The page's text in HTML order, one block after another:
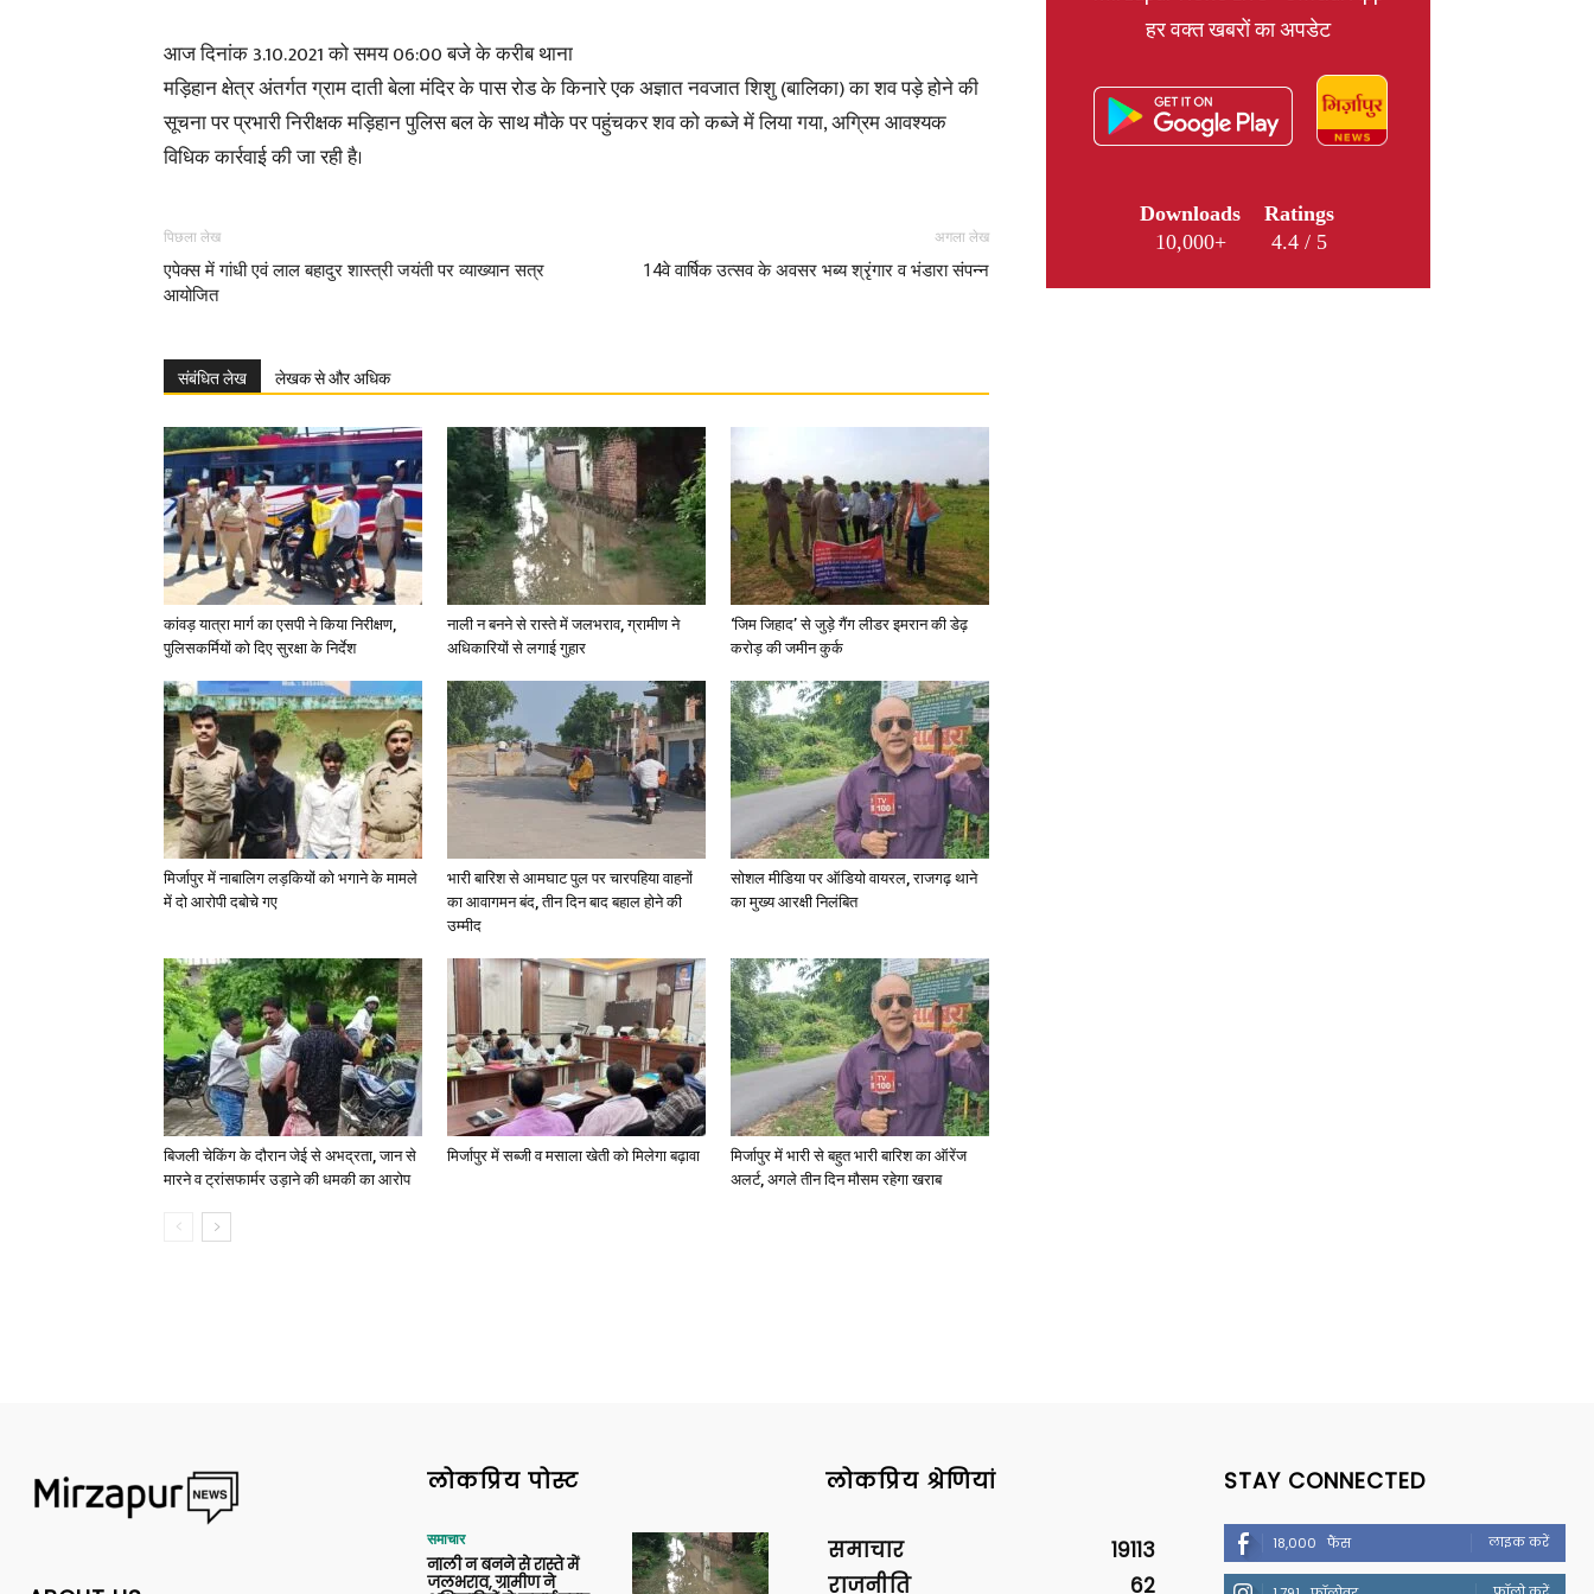
News,
in
Hindi,
Today
Hindi
आज दिनांक 3.10.2021 को समय 06:00 बजे के करीब थाना
मड़िहान क्षेत्र अंतर्गत ग्राम दाती बेला मंदिर के पास रोड के किनारे एक अज्ञात नवजात शिशु (बालिका) का शव पड़े होने की
सूचना पर प्रभारी निरीक्षक मड़िहान पुलिस बल के साथ मौके पर पहुंचकर शव को कब्जे में लिया गया, अग्रिम आवश्यक
विधिक कार्रवाई की जा रही है।
पिछला लेख
एपेक्स में गांधी एवं लाल बहादुर शास्त्री जयंती पर व्याख्यान सत्र
आयोजित
अगला लेख
14वे वार्षिक उत्सव के अवसर भब्य श्रृंगार व भंडारा संपन्न
संबंधित लेख लेखक से और अधिक
कांवड़ यात्रा मार्ग का एसपी ने किया निरीक्षण,
पुलिसकर्मियों को दिए सुरक्षा के निर्देश
नाली न बनने से रास्ते में जलभराव, ग्रामीण ने
अधिकारियों से लगाई गुहार
‘जिम जिहाद’ से जुड़े गैंग लीडर इमरान की डेढ़
करोड़ की जमीन कुर्क
मिर्जापुर में नाबालिग लड़कियों को भगाने के मामले
में दो आरोपी दबोचे गए
भारी बारिश से आमघाट पुल पर चारपहिया वाहनों
का आवागमन बंद, तीन दिन बाद बहाल होने की
उम्मीद
सोशल मीडिया पर ऑडियो वायरल, राजगढ़ थाने
का मुख्य आरक्षी निलंबित
बिजली चेकिंग के दौरान जेई से अभद्रता, जान से
मारने व ट्रांसफार्मर उड़ाने की धमकी का आरोप
मिर्जापुर में सब्जी व मसाला खेती को मिलेगा बढ़ावा
मिर्जापुर में भारी से बहुत भारी बारिश का ऑरेंज
अलर्ट, अगले तीन दिन मौसम रहेगा खराब
हर वक्त खबरों का अपडेट
Downloads
10,000+
Ratings
4.4 / 5
लोकप्रिय पोस्ट
समाचार
नाली न बनने से रास्ते में
जलभराव, ग्रामीण ने
लोकप्रिय श्रेणियां
समाचार
19113
राजनीति
62
STAY CONNECTED
18,000 फैंस लाइक करें